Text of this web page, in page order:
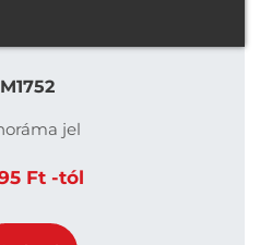
M1752
jel
Ft -tól